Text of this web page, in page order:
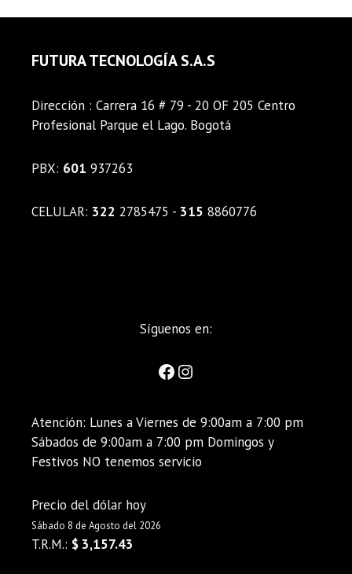
FUTURA TECNOLOGÍA S.A.S
Dirección : Carrera 16 # 79 - 20 OF 205 Centro
Profesional Parque el Lago. Bogotá
PBX: 601 937263
CELULAR: 322 2785475 - 315 8860776
Síguenos en:
Atención: Lunes a Viernes de 9:00am a 7:00 pm
Sábados de 9:00am a 7:00 pm Domingos y
Festivos NO tenemos servicio
Precio del dólar hoy
Sábado 8 de Agosto del 2026
T.R.M.: $ 3,157.43